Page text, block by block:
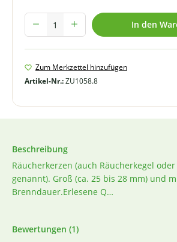
Produkt Anzahl: Gib den gewünschten
In den
Zum Merkzettel hinzufügen
Artikel-Nr.:ZU1058.8
Beschreibung
Räucherkerzen (auch Räucherkegel
genannt). Groß (ca. 25 bis 28 mm) und
Brenndauer.Erlesene Q…
Bewertungen (1)